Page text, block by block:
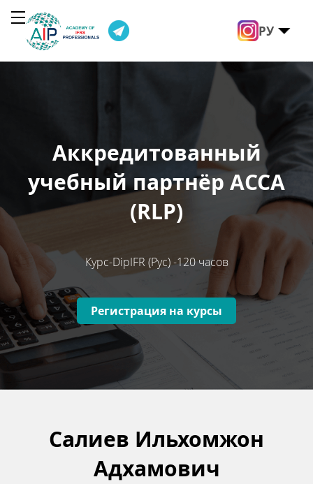
РУ
Аккредитованный
учебный партнёр АССА
(RLP)
Курс-DipIFR (Рус) -120 часов
Регистрация на курсы
Салиев Ильхомжон
Адхамович